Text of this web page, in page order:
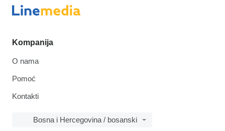
Kompanija
O nama
Pomoć
Kontakti
Bosna i Hercegovina / bosanski